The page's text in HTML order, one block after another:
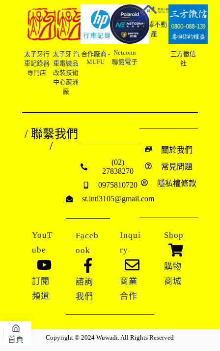
太子牙行
車記錄器
專門店
太子牙 汽
車電裝品
改裝技術
中心蘆洲
廠
合作廠商 -
MUFU
Netconn
聯鎧電子
友溙不動
產
三方徵信
社
/ 聯繫我們
/
(02)
27838270
0975810720
st.intl3105@gmail.com
關於我們
常見問題
隱私權條款
YouT
ube
訂閱
頻道
Faceb
ook
諮詢
我們
Inqui
ry
商業
合作
Shop
購物
商城
Copyright © 2024 Wuwadi. All Rights Reserved
首頁